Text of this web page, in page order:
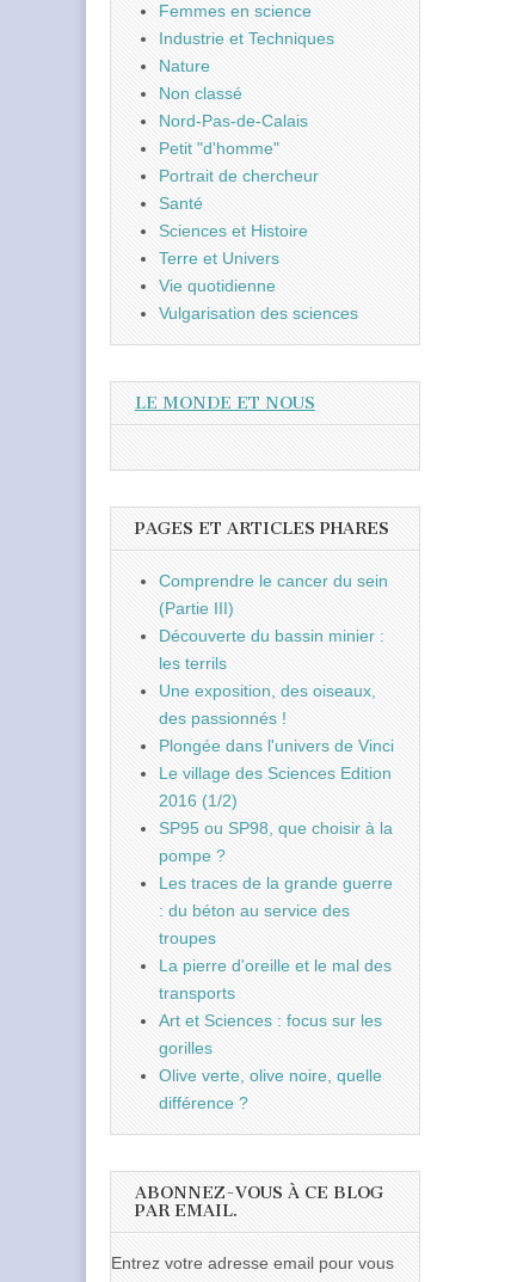
Femmes en science
Industrie et Techniques
Nature
Non classé
Nord-Pas-de-Calais
Petit "d'homme"
Portrait de chercheur
Santé
Sciences et Histoire
Terre et Univers
Vie quotidienne
Vulgarisation des sciences
LE MONDE ET NOUS
PAGES ET ARTICLES PHARES
Comprendre le cancer du sein
(Partie III)
Découverte du bassin minier :
les terrils
Une exposition, des oiseaux,
des passionnés !
Plongée dans l'univers de Vinci
Le village des Sciences Edition
2016 (1/2)
SP95 ou SP98, que choisir à la
pompe ?
Les traces de la grande guerre
: du béton au service des
troupes
La pierre d'oreille et le mal des
transports
Art et Sciences : focus sur les
gorilles
Olive verte, olive noire, quelle
différence ?
ABONNEZ-VOUS À CE BLOG
PAR EMAIL.
Entrez votre adresse email pour vous